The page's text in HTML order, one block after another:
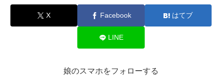
X Facebook はてブ
LINE
娘のスマホをフォローする